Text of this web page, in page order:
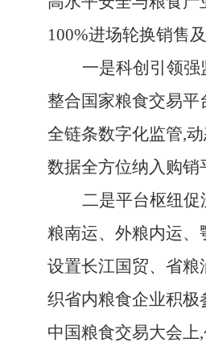
100%进场轮换销售
一是科创引领强
整合国家粮食交易
全链条数字化监管,
数据全方位纳入购销
二是平台枢纽
粮南运、外粮内运
设置长江国贸、省粮
织省内粮食企业积极
中国粮食交易大会上